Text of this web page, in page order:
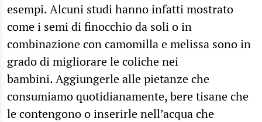
esempi. Alcuni studi hanno infatti mostrato
come i semi di finocchio da soli o in
combinazione con camomilla e melissa sono in
grado di migliorare le coliche nei
bambini. Aggiungerle alle pietanze che
consumiamo quotidianamente, bere tisane che
le contengono o inserirle nell’acqua che